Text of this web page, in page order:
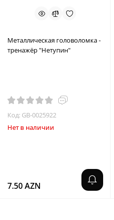
Металлическая головоломка -
тренажёр "Нетупин"
Код: GB-0025922
Нет в наличии
7.50 AZN